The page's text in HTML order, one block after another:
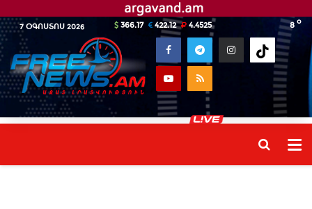
7 ՕԳՈՍՏՈՍ 2026 8 o
366.17 422.12 4.4525